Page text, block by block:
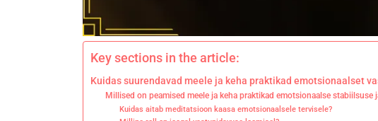
Key sections in the article:
Kuidas suurendavad meele ja keha praktikad emotsionaalset
Millised on peamised meele ja keha praktikad emotsionaalse stabiilsuse
Kuidas aitab meditatsioon kaasa emotsionaalsele tervisele?